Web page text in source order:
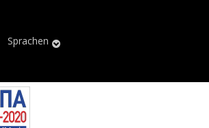
Sprachen